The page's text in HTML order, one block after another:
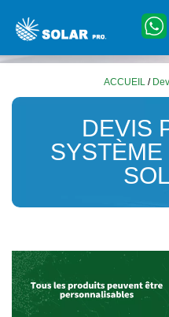
ACCUEIL /
DEVIS